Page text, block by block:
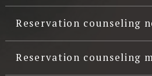
Reservation counseling
Reservation counseling